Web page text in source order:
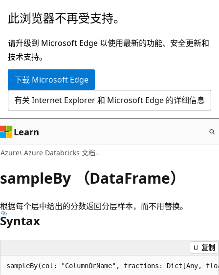
跳
主
要
内
此浏览器不再受支持。
请升级到 Microsoft Edge 以使用最新的功能、安全更新和
技术支持。
下载 Microsoft Edge
有关 Internet Explorer 和 Microsoft Edge 的详细信息
Learn
Azure Azure Databricks 文档
sampleBy （DataFrame）
根据每个层中给出的分数返回分层样本，而不用替换。
Syntax
复制